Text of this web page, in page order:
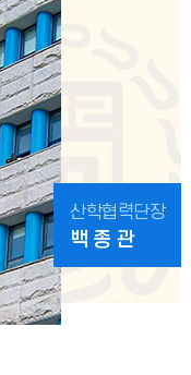
산학협력단장
백 종 관